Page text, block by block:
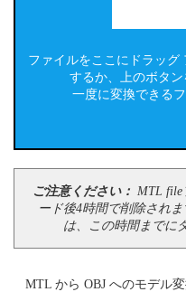
ファイルをここにドラッグ
するか、上のボタン
一度に変換できる
ご注意ください： MTL file
ード後4時間で削除され
は、この時間までに
MTL から OBJ へのモデル